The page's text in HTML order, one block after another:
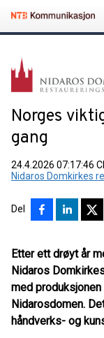
Norges
gang
24.4.2026 07:17:46
Nidaros Domkirkes
Del
Etter ett drøyt år
Nidaros
med
Nidarosdomen.
håndverks- og